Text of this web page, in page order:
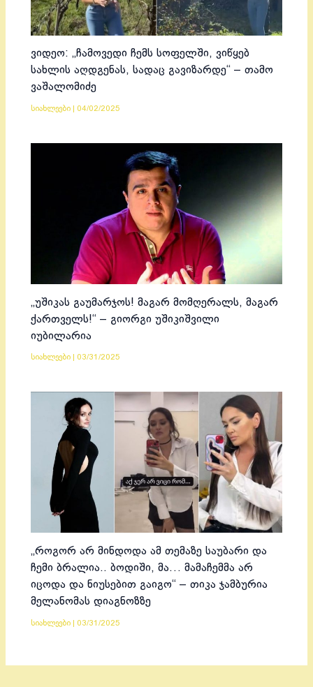
ვიდეო: „ჩამოვედი ჩემს სოფელში, ვიწყებ
სახლის აღდგენას, სადაც გავიზარდე“ – თამო
ვაშალომიძე
სიახლეები 04/02/2025
„უშიკას გაუმარჯოს! მაგარ მომღერალს, მაგარ
ქართველს!“ – გიორგი უშიკიშვილი
იუბილარია
სიახლეები 03/31/2025
„როგორ არ მინდოდა ამ თემაზე საუბარი და
ჩემი ბრალია.. ბოდიში, მა… მამაჩემმა არ
იცოდა და ნიუსებით გაიგო“ – თიკა ჯამბურია
მელანომას დიაგნოზზე
სიახლეები 03/31/2025